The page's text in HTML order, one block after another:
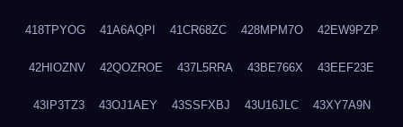
418TPYOG 41A6AQPI 41CR68ZC 428MPM7O 42EW9PZP
42HIOZNV 42QOZROE 437L5RRA 43BE766X 43EEF23E
43IP3TZ3 43OJ1AEY 43SSFXBJ 43U16JLC 43XY7A9N